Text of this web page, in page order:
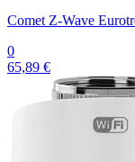
Comet Z-Wave
0
65,89 €